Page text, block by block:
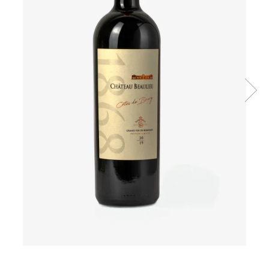
Sortare dupa crama/ domenii
Sortare dupa soiul de vita de vie